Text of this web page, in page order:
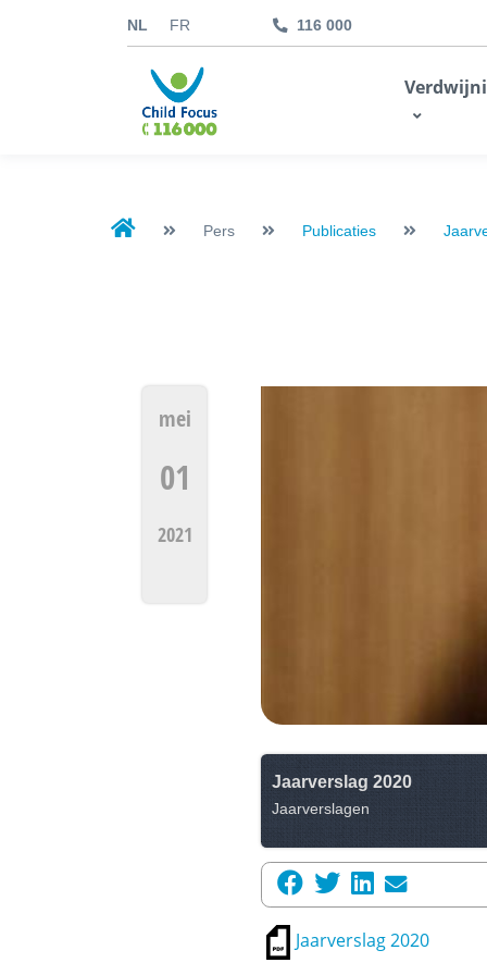
NL FR 116 000
Pers Publicaties
Jaarverslag 2020
Jaarverslagen
mei
01
2021
Jaarverslag 2020